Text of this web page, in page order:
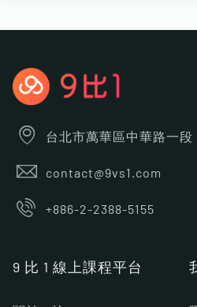
台北市萬華區中華路一段
contact@9vs1.com
+886-2-2388-5155
9 比 1 線上課程平台